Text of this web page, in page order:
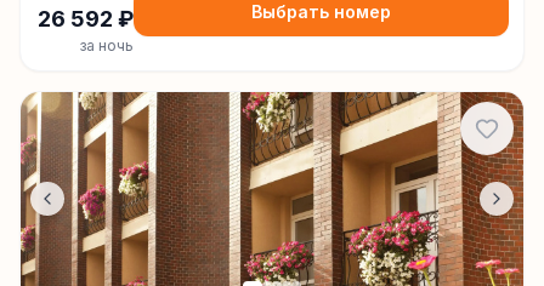
26 592 ₽
за ночь
Выбрать номер